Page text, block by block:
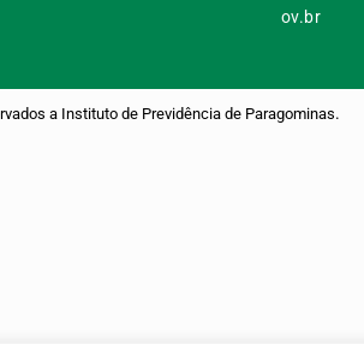
ov.br
a Instituto de Previdência de Paragominas.